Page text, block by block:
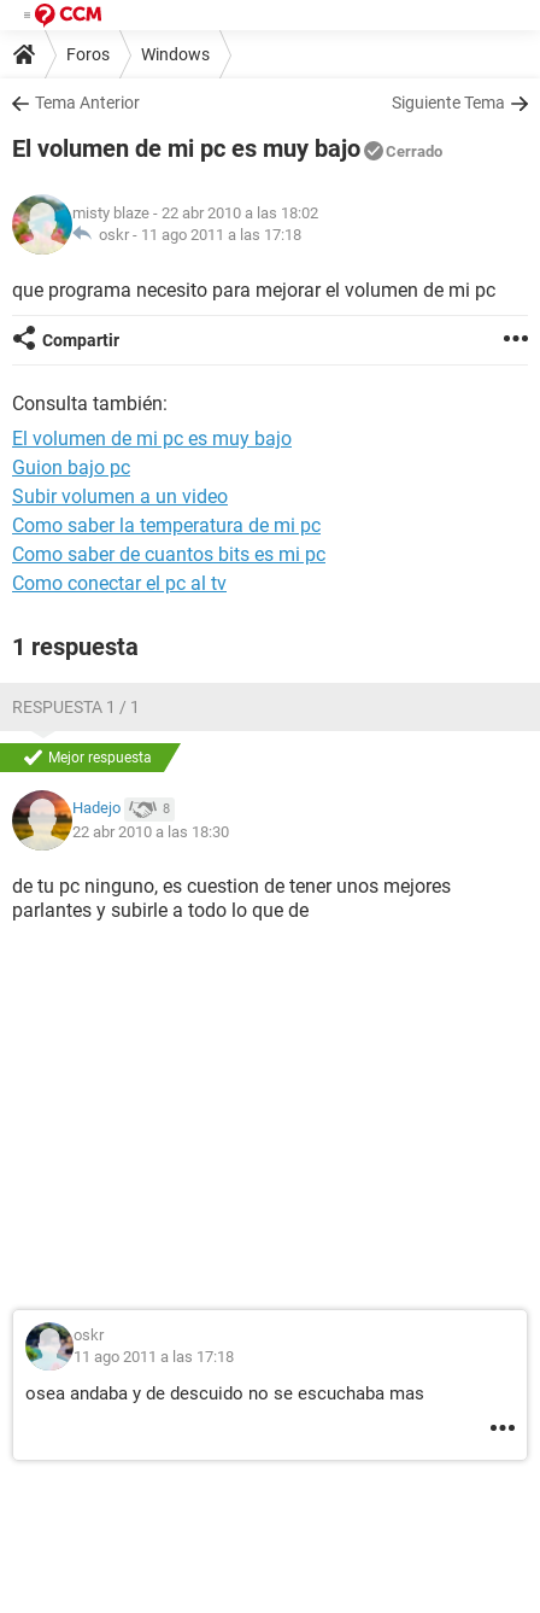
Foros Windows
Tema Anterior Siguiente Tema
El volumen de mi pc es muy bajo Cerrado
misty blaze - 22 abr 2010 a las 18:02
oskr - 11 ago 2011 a las 17:18
que programa necesito para mejorar el volumen de mi pc
Compartir
Consulta también:
El volumen de mi pc es muy bajo
Guion bajo pc
Subir volumen a un video
Como saber la temperatura de mi pc
Como saber de cuantos bits es mi pc
Como conectar el pc al tv
1 respuesta
RESPUESTA 1 / 1
Mejor respuesta
Hadejo 8
22 abr 2010 a las 18:30
de tu pc ninguno, es cuestion de tener unos mejores
parlantes y subirle a todo lo que de
oskr
11 ago 2011 a las 17:18
osea andaba y de descuido no se escuchaba mas